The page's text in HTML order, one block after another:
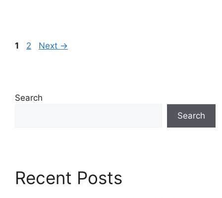
Page
1 Page
2 Next →
Search
Search
Recent Posts